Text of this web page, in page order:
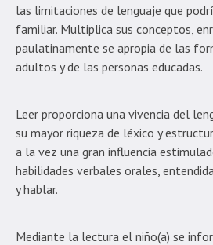
las limitaciones de lenguaje que
familiar. Multiplica sus conceptos,
paulatinamente se apropia de las
adultos y de las personas educadas.
Leer proporciona una vivencia del
su mayor riqueza de léxico y
a la vez una gran influencia
habilidades verbales orales,
y hablar.
Mediante la lectura el niño(a) se